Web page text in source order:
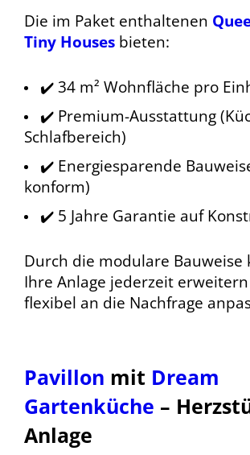
Die im Paket enthaltenen
Tiny Houses bieten:
✔️ 34 m² Wohnfläche pro
✔️ Premium-Ausstattung
Schlafbereich)
✔️ Energiesparende
konform)
✔️ 5 Jahre Garantie auf
Durch die modulare Bauweise
Ihre Anlage jederzeit
flexibel an die Nachfrage
Pavillon mit Dream
Gartenküche –
Anlage